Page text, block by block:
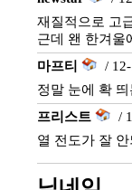
재질적으로 고
근데 왠 한겨울
마프티
/
정말 눈에 확
프리스트
/
열 전도가 잘